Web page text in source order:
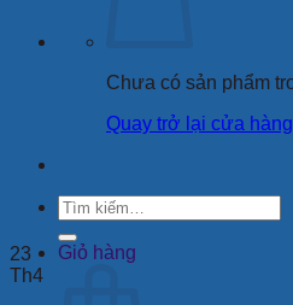
Chưa có sản phẩm
Quay trở lại cửa hàng
Tìm
kiếm:
Giỏ hàng
23
Th4